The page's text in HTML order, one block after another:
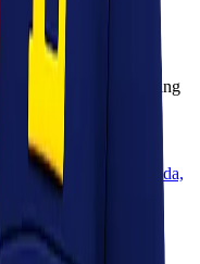
terpercaya yang
dengan cepat,
Jurumudi baru, Benda,